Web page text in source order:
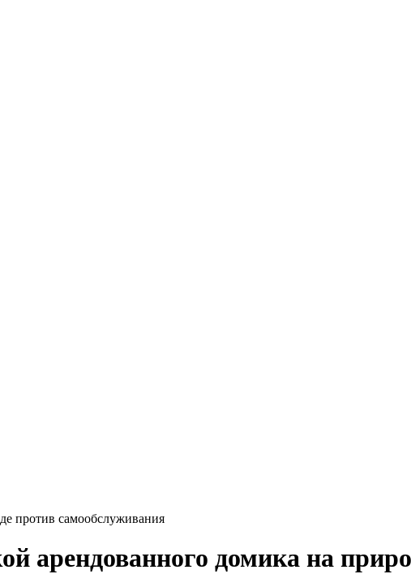
против самообслуживания
арендованного домика на